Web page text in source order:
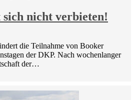
nicht verbieten!
die Teilnahme von Booker
der DKP. Nach wochenlanger
der…